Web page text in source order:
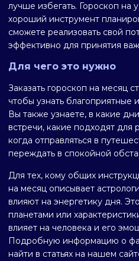
лучше избегать. Гороскоп
хороший инструмент
сможете реализовать свой
эффективно для принятия
Для чего это нужно
Заказать гороскоп на месяц
чтобы узнать благоприятные
Вы также узнаете, в какие
встречи, какие подходят для
когда отправляться в
переждать в спокойной
Для тех, кому общих
на месяц описывает
влияют на энергетику дня.
планетами или
влияет на человека и его
Подробную информацию о
найти в статьях на нашем